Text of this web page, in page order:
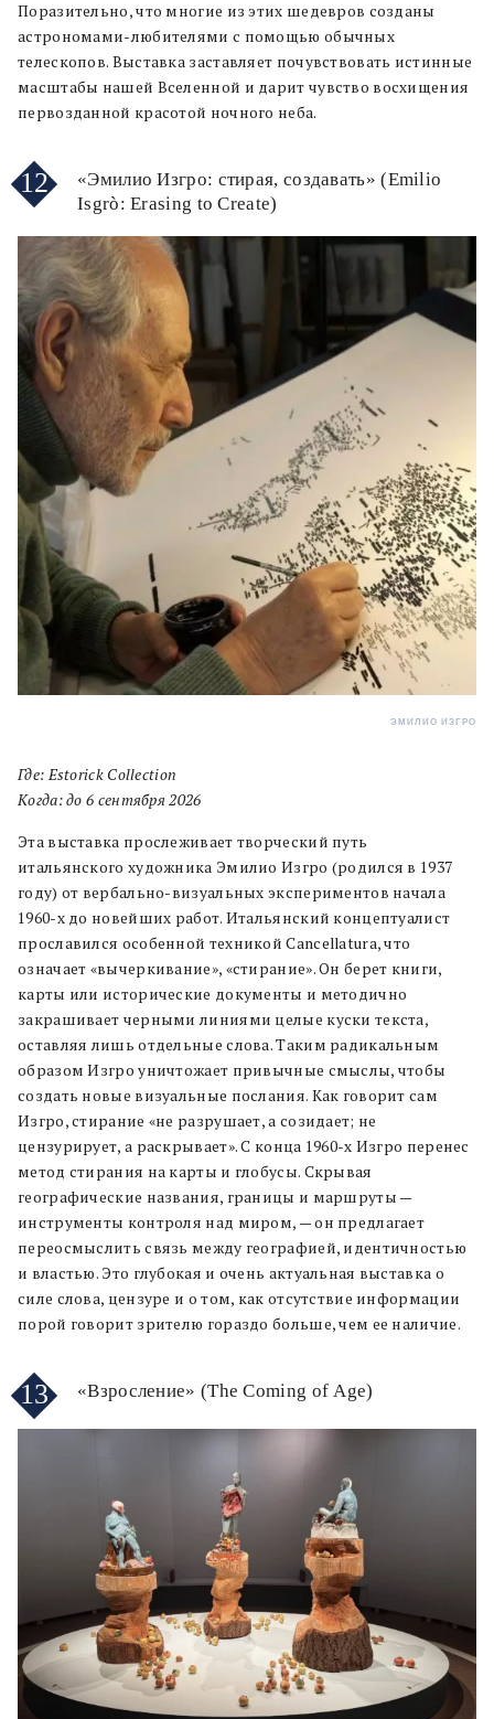
Поразительно, что многие из этих шедевров созданы
астрономами-любителями с помощью обычных
телескопов. Выставка заставляет почувствовать истинные
масштабы нашей Вселенной и дарит чувство восхищения
первозданной красотой ночного неба.
12
«Эмилио Изгро: стирая, создавать» (Emilio
Isgrò: Erasing to Create)
ЭМИЛИО ИЗГРО
Где: Estorick Collection
Когда: до 6 сентября 2026
Эта выставка прослеживает творческий путь
итальянского художника Эмилио Изгро (родился в 1937
году) от вербально-визуальных экспериментов начала
1960-х до новейших работ. Итальянский концептуалист
прославился особенной техникой Cancellatura, что
означает «вычеркивание», «стирание». Он берет книги,
карты или исторические документы и методично
закрашивает черными линиями целые куски текста,
оставляя лишь отдельные слова. Таким радикальным
образом Изгро уничтожает привычные смыслы, чтобы
создать новые визуальные послания. Как говорит сам
Изгро, стирание «не разрушает, а созидает; не
цензурирует, а раскрывает». С конца 1960-х Изгро перенес
метод стирания на карты и глобусы. Скрывая
географические названия, границы и маршруты —
инструменты контроля над миром, — он предлагает
переосмыслить связь между географией, идентичностью
и властью. Это глубокая и очень актуальная выставка о
силе слова, цензуре и о том, как отсутствие информации
порой говорит зрителю гораздо больше, чем ее наличие.
13 «Взросление» (The Coming of Age)